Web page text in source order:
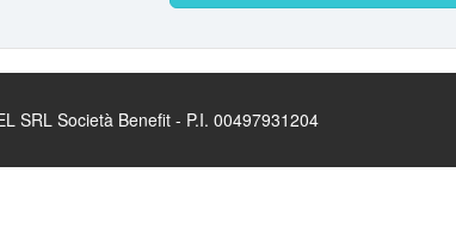
Società Benefit - P.I. 00497931204